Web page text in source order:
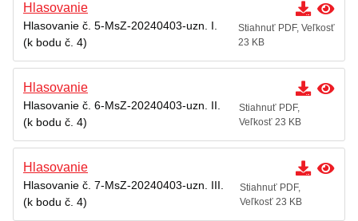
Hlasovanie
Hlasovanie č. 5-MsZ-20240403-uzn. I.
(k bodu č. 4)
Stiahnuť PDF, Veľkosť
23 KB
Hlasovanie
Hlasovanie č. 6-MsZ-20240403-uzn. II.
(k bodu č. 4)
Stiahnuť PDF,
Veľkosť 23 KB
Hlasovanie
Hlasovanie č. 7-MsZ-20240403-uzn. III.
(k bodu č. 4)
Stiahnuť PDF,
Veľkosť 23 KB